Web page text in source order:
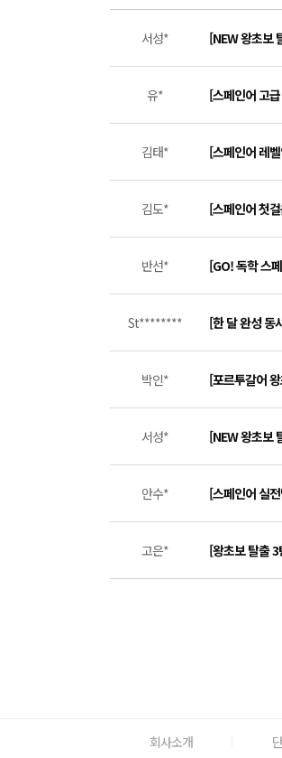
서성* [NEW 왕초보
유* [스페인어 고
김태* [스페인어 레
김도* [스페인어 첫
반선* [GO! 독학 스
St******** [한 달 완성 동
박인* [포르투갈어
서성* [NEW 왕초보
안수* [스페인어 실
고은* [왕초보 탈출
회사소개